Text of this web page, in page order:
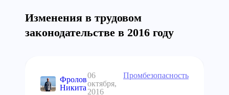
Изменения в трудовом
законодательстве в 2016 году
Фролов
Никита
06
октября,
2016
Промбезопасность